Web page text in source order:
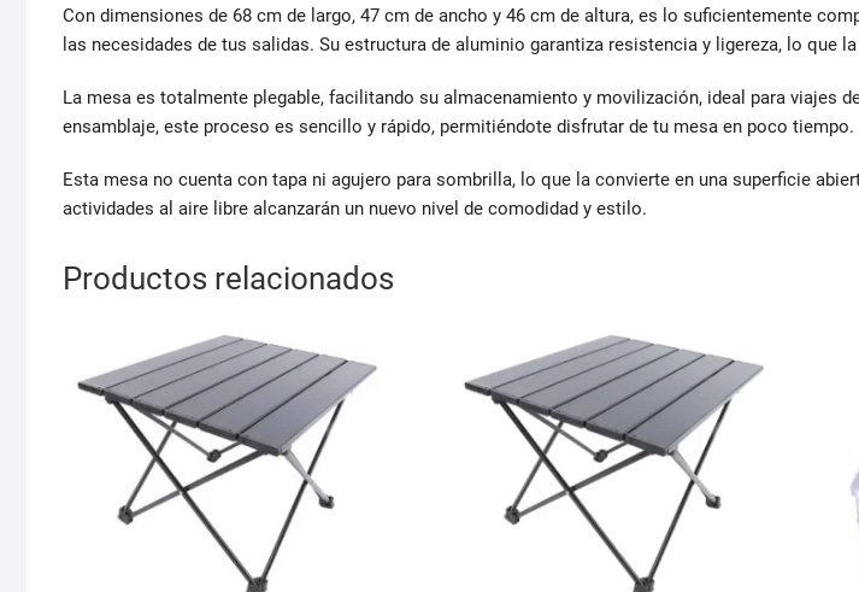
Con dimensiones de 68 cm de largo, 47 cm de ancho y 46 cm de altura, es lo suficientemente
las necesidades de tus salidas. Su estructura de aluminio garantiza resistencia y ligereza, lo que
La mesa es totalmente plegable, facilitando su almacenamiento y movilización, ideal para viajes
ensamblaje, este proceso es sencillo y rápido, permitiéndote disfrutar de tu mesa en poco tiempo.
Esta mesa no cuenta con tapa ni agujero para sombrilla, lo que la convierte en una superficie
actividades al aire libre alcanzarán un nuevo nivel de comodidad y estilo.
Productos relacionados